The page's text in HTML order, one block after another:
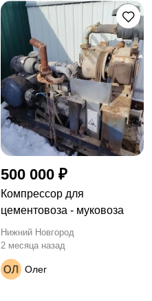
500 000 ₽
Компрессор для
цементовоза - муковоза
Нижний Новгород
2 месяца назад
Олег